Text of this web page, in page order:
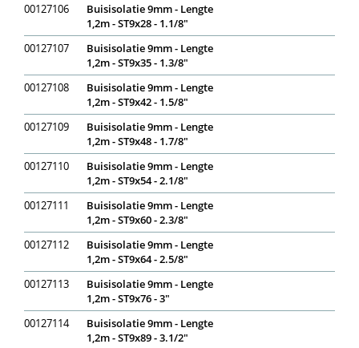
00127106
Buisisolatie 9mm - Lengte
1,2m - ST9x28 - 1.1/8"
00127107
Buisisolatie 9mm - Lengte
1,2m - ST9x35 - 1.3/8"
00127108
Buisisolatie 9mm - Lengte
1,2m - ST9x42 - 1.5/8"
00127109
Buisisolatie 9mm - Lengte
1,2m - ST9x48 - 1.7/8"
00127110
Buisisolatie 9mm - Lengte
1,2m - ST9x54 - 2.1/8"
00127111
Buisisolatie 9mm - Lengte
1,2m - ST9x60 - 2.3/8"
00127112
Buisisolatie 9mm - Lengte
1,2m - ST9x64 - 2.5/8"
00127113
Buisisolatie 9mm - Lengte
1,2m - ST9x76 - 3"
00127114
Buisisolatie 9mm - Lengte
1,2m - ST9x89 - 3.1/2"